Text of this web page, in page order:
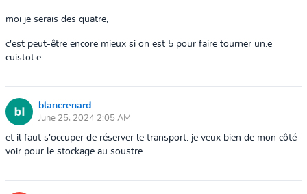
moi je serais des quatre,
c'est peut-être encore mieux si on est 5 pour faire tourner un.e
cuistot.e
blancrenard
June 25, 2024 2:05 AM
et il faut s'occuper de réserver le transport. je veux bien de mon côté
voir pour le stockage au soustre